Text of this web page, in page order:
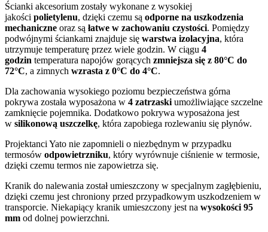
Ścianki akcesorium zostały wykonane z wysokiej
jakości polietylenu, dzięki czemu są odporne na uszkodzenia
mechaniczne oraz są łatwe w zachowaniu czystości. Pomiędzy
podwójnymi ściankami znajduje się warstwa izolacyjna, która
utrzymuje temperaturę przez wiele godzin. W ciągu 4
godzin temperatura napojów gorących zmniejsza się z 80°C do
72°C, a zimnych wzrasta z 0°C do 4°C.
Dla zachowania wysokiego poziomu bezpieczeństwa górna
pokrywa została wyposażona w 4 zatrzaski umożliwiające szczelne
zamknięcie pojemnika. Dodatkowo pokrywa wyposażona jest
w silikonową uszczelkę, która zapobiega rozlewaniu się płynów.
Projektanci Yato nie zapomnieli o niezbędnym w przypadku
termosów odpowietrzniku, który wyrównuje ciśnienie w termosie,
dzięki czemu termos nie zapowietrza się.
Kranik do nalewania został umieszczony w specjalnym zagłębieniu,
dzięki czemu jest chroniony przed przypadkowym uszkodzeniem w
transporcie. Niekapiący kranik umieszczony jest na wysokości 95
mm od dolnej powierzchni.